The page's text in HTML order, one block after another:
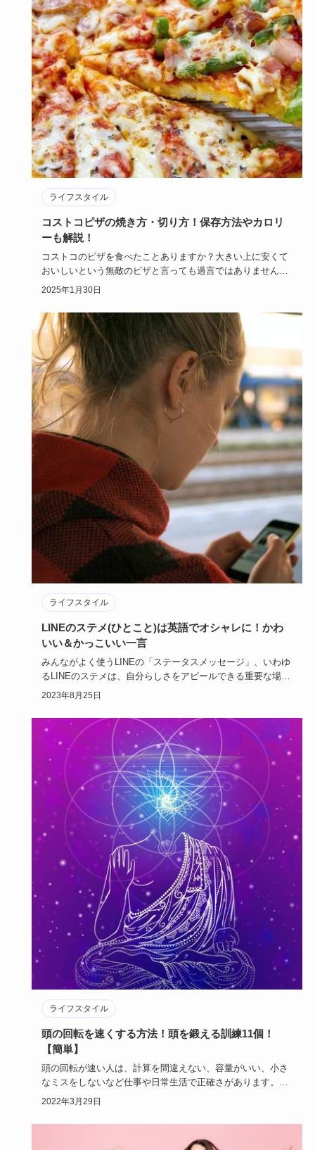
ライフスタイル
コストコピザの焼き方・切り方！保存方法やカロリ
ーも解説！
コストコのピザを食べたことありますか？大きい上に安くて
おいしいという無敵のピザと言っても過言ではありません！
焼き方次第で心…
2025年1月30日
ライフスタイル
LINEのステメ(ひとこと)は英語でオシャレに！かわ
いい＆かっこいい一言
みんながよく使うLINEの「ステータスメッセージ」、いわゆ
るLINEのステメは、自分らしさをアピールできる重要な場所
です。…
2023年8月25日
ライフスタイル
頭の回転を速くする方法！頭を鍛える訓練11個！
【簡単】
頭の回転が速い人は、計算を間違えない、容量がいい、小さ
なミスをしないなど仕事や日常生活で正確さがあります。
頭の回転を速…
2022年3月29日